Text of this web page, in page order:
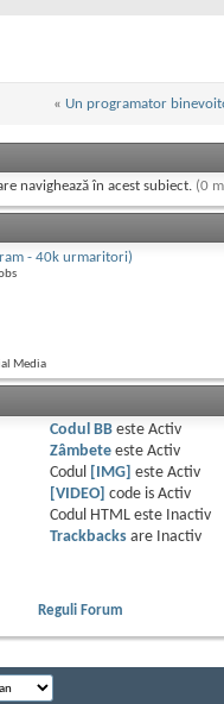
« Un programator
navighează în acest subiect. (0
- 40k urmaritori)
Media
Codul BBeste Activ
Zâmbeteeste Activ
Codul
[IMG] este Activ
[VIDEO]
code is Activ
Codul HTML este
Inactiv
Trackbacksare
Inactiv
Reguli Forum